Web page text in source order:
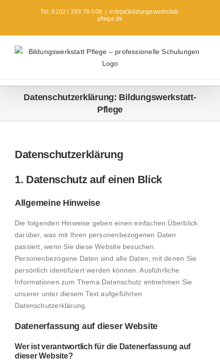
Tel. 0152 / 293 76 508
info(at)bildungswerkstatt-
pflege.de
Datenschutzerklärung: Bildungswerkstatt-
Pflege
Datenschutz­erklärung
1. Datenschutz auf einen Blick
Allgemeine Hinweise
Die folgenden Hinweise geben einen einfachen Überblick
darüber, was mit Ihren personenbezogenen Daten
passiert, wenn Sie diese Website besuchen.
Personenbezogene Daten sind alle Daten, mit denen Sie
persönlich identifiziert werden können. Ausführliche
Informationen zum Thema Datenschutz entnehmen Sie
unserer unter diesem Text aufgeführten
Datenschutzerklärung.
Datenerfassung auf dieser Website
Wer ist verantwortlich für die Datenerfassung auf
dieser Website?